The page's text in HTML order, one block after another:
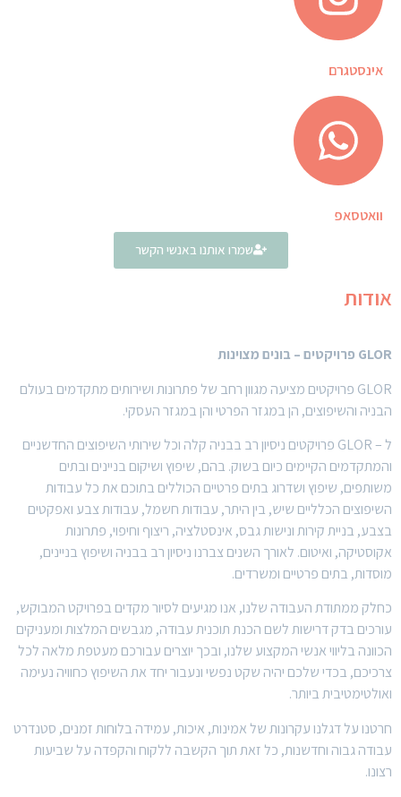
אינסטגרם
וואטסאפ
שמרו אותנו באנשי הקשר
אודות
GLOR פרויקטים – בונים מצוינות
GLOR פרויקטים מציעה מגוון רחב של פתרונות ושירותים מתקדמים בעולם
הבניה והשיפוצים, הן במגזר הפרטי והן במגזר העסקי.
ל – GLOR פרויקטים ניסיון רב בבניה קלה וכל שירותי השיפוצים החדשניים
והמתקדמים הקיימים כיום בשוק. בהם, שיפוץ ושיקום בניינים ובתים
משותפים, שיפוץ ושדרוג בתים פרטיים הכוללים בתוכם את כל עבודות
השיפוצים הכלליים שיש, בין היתר, עבודות חשמל, עבודות צבע ואפקטים
בצבע, בניית קירות ונישות גבס, אינסטלציה, ריצוף וחיפוי, פתרונות
אקוסטיקה, ואיטום. לאורך השנים צברנו ניסיון רב בבניה ושיפוץ בניינים,
מוסדות, בתים פרטיים ומשרדים.
כחלק ממתודת העבודה שלנו, אנו מגיעים לסיור מקדים בפרויקט המבוקש,
עורכים בדק דרישות לשם הכנת תוכנית עבודה, מגבשים המלצות ומעניקים
הכוונה בליווי אנשי המקצוע שלנו, ובכך יוצרים עבורכם מעטפת מלאה לכל
צרכיכם, בכדי שלכם יהיה שקט נפשי ונעבור יחד את השיפוץ כחוויה נעימה
ואולטימטיבית ביותר.
חרטנו על דגלנו עקרונות של אמינות, איכות, עמידה בלוחות זמנים, סטנדרט
עבודה גבוה וחדשנות, כל זאת תוך הקשבה ללקוח והקפדה על שביעות
רצונו.